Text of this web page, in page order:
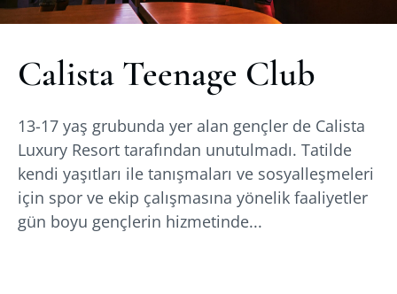
Calista Teenage Club
13-17 yaş grubunda yer alan gençler de Calista
Luxury Resort tarafından unutulmadı. Tatilde
kendi yaşıtları ile tanışmaları ve sosyalleşmeleri
için spor ve ekip çalışmasına yönelik faaliyetler
gün boyu gençlerin hizmetinde...